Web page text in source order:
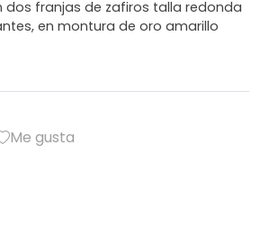
dos franjas de zafiros talla redonda
en montura de oro amarillo
Me gusta